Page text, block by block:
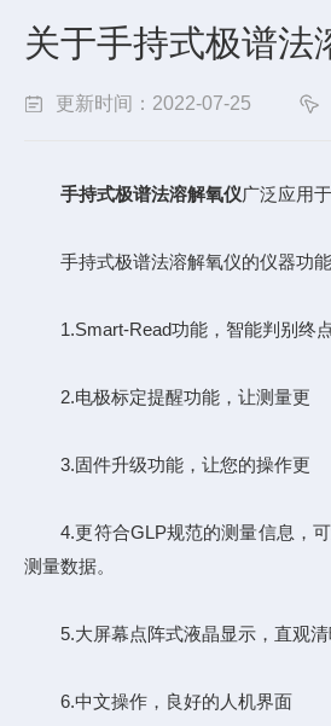
关于手持式极谱法
更新时间：2022-07-25
手持式极谱法溶解氧仪广泛应用
手持式极谱法溶解氧仪的仪器功能
1.Smart-Read功能，智能判别终点
2.电极标定提醒功能，让测量更
3.固件升级功能，让您的操作更
4.更符合GLP规范的测量信息，可
测量数据。
5.大屏幕点阵式液晶显示，直观清
6.中文操作，良好的人机界面